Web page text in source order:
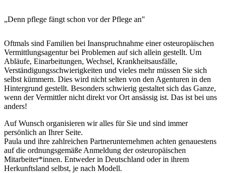
„Denn pflege fängt schon vor der Pflege an"
Oftmals sind Familien bei Inanspruchnahme einer osteuropäischen
Vermittlungsagentur bei Problemen auf sich allein gestellt. Um
Abläufe, Einarbeitungen, Wechsel, Krankheitsausfälle,
Verständigungsschwierigkeiten und vieles mehr müssen Sie sich
selbst kümmern. Dies wird nicht selten von den Agenturen in den
Hintergrund gestellt. Besonders schwierig gestaltet sich das Ganze,
wenn der Vermittler nicht direkt vor Ort ansässig ist. Das ist bei uns
anders!
Auf Wunsch organisieren wir alles für Sie und sind immer
persönlich an Ihrer Seite.
Paula und ihre zahlreichen Partnerunternehmen achten genauestens
auf die ordnungsgemäße Anmeldung der osteuropäischen
Mitarbeiter*innen. Entweder in Deutschland oder in ihrem
Herkunftsland selbst, je nach Modell.